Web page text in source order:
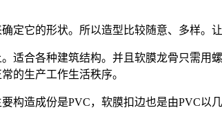
定它的形状。所以造型比较随意、多样。让
适合各种建筑结构。并且软膜龙骨只需用
的生产工作生活秩序。
构造成份是PVC，软膜扣边也是由PVC